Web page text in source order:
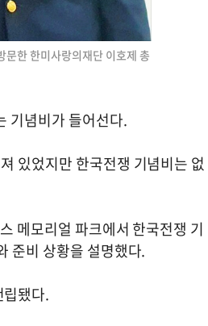
문한 한미사랑의재단 이호제 총
기념비가 들어선다.
있었지만 한국전쟁 기념비는 없
메모리얼 파크에서 한국전쟁 기
준비 상황을 설명했다.
됐다.